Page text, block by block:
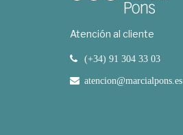
Atención al cliente
(+34) 91 304 33 03
atencion@marcialpons.es